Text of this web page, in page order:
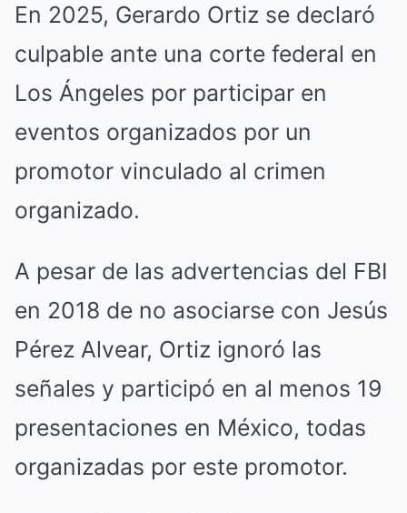
En 2025, Gerardo Ortiz se declaró
culpable ante una corte federal en
Los Ángeles por participar en
eventos organizados por un
promotor vinculado al crimen
organizado.
A pesar de las advertencias del FBI
en 2018 de no asociarse con Jesús
Pérez Alvear, Ortiz ignoró las
señales y participó en al menos 19
presentaciones en México, todas
organizadas por este promotor.